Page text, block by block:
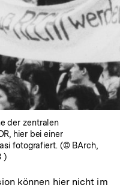
der zentralen
hier bei einer
fotografiert. (© BArch,
)
können hier nicht im